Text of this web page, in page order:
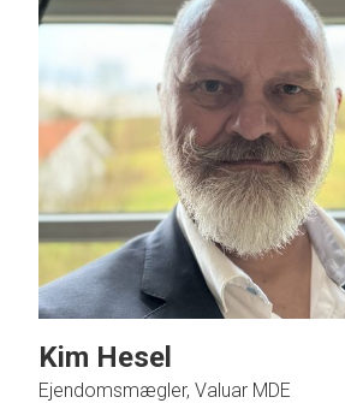
Kim Hesel
Ejendomsmægler, Valuar MDE